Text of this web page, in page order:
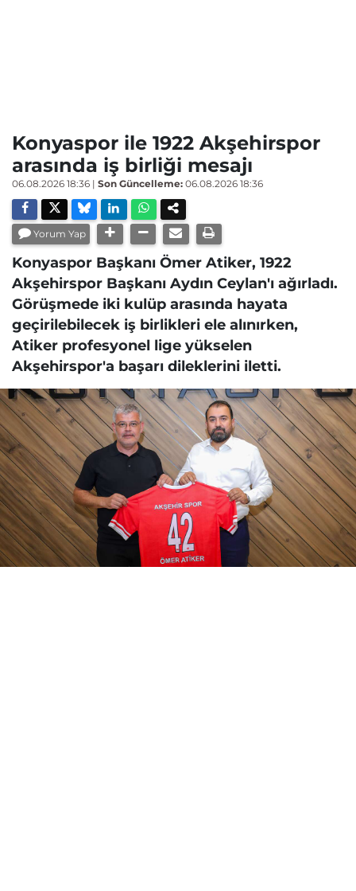
Konyaspor ile 1922 Akşehirspor
arasında iş birliği mesajı
06.08.2026 18:36 | Son Güncelleme: 06.08.2026 18:36
Yorum Yap
Konyaspor Başkanı Ömer Atiker, 1922
Akşehirspor Başkanı Aydın Ceylan'ı ağırladı.
Görüşmede iki kulüp arasında hayata
geçirilebilecek iş birlikleri ele alınırken,
Atiker profesyonel lige yükselen
Akşehirspor'a başarı dileklerini iletti.